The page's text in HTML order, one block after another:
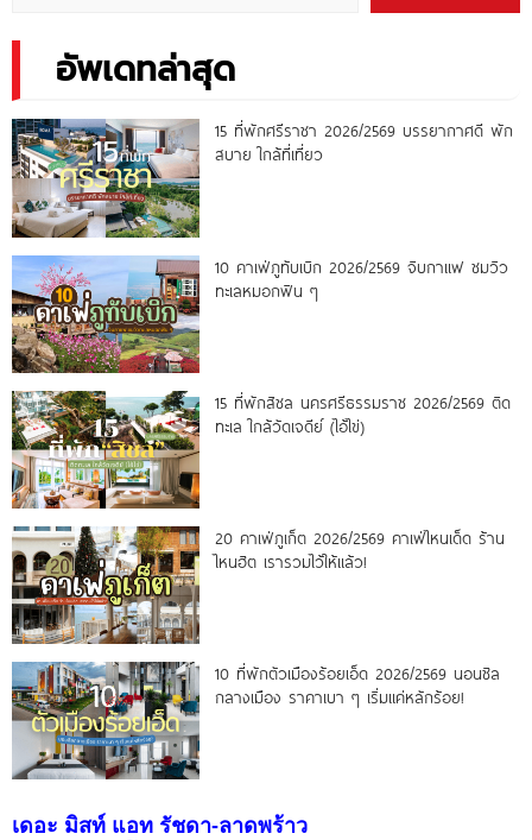
อัพเดทล่าสุด
15 ที่พักศรีราชา 2026/2569 บรรยากาศดี พัก
สบาย ใกล้ที่เที่ยว
10 คาเฟ่ภูทับเบิก 2026/2569 จิบกาแฟ ชมวิว
ทะเลหมอกฟิน ๆ
15 ที่พักสิชล นครศรีธรรมราช 2026/2569 ติด
ทะเล ใกล้วัดเจดีย์ (ไอ้ไข่)
20 คาเฟ่ภูเก็ต 2026/2569 คาเฟ่ไหนเด็ด ร้าน
ไหนฮิต เรารวมไว้ให้แล้ว!
10 ที่พักตัวเมืองร้อยเอ็ด 2026/2569 นอนชิล
กลางเมือง ราคาเบา ๆ เริ่มแค่หลักร้อย!
เดอะ มิสท์ แอท รัชดา-ลาดพร้าว